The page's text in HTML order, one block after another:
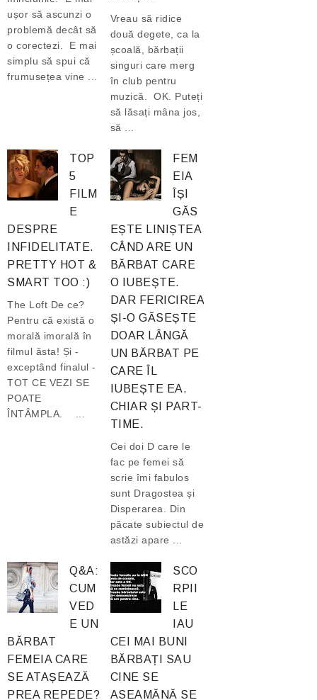
ușor să ascunzi o
problemă decât să
o corectezi. E mai
simplu să spui că
frumusețea vine ...
Vreau să ridice
două degete, ca la
școală, bărbații
singuri care merg
în club pentru
muzică. OK. Puteți
să lăsați mâna jos,
să ...
TOP
5
FILM
E
DESPRE
INFIDELITATE.
PRETTY HOT &
SMART TOO :)
The Loft De ce?
Pentru că există o
morală imorală în
filmul ăsta! Și -
exceptând finalul -
TOT CE VEZI SE
POATE
ÎNTÂMPLA. ...
FEM
EIA
ÎȘI
GĂS
EȘTE LINIȘTEA
CÂND ARE UN
BĂRBAT CARE
O IUBEȘTE.
DAR FERICIREA
ȘI-O GĂSEȘTE
DOAR LÂNGĂ
UN BĂRBAT PE
CARE ÎL
IUBEȘTE EA.
CHIAR ȘI PART-
TIME.
Cei doi D care le
fac pe femei să
scrie îmi fabulos
sunt Dragostea și
Disperarea. Din
păcate subiectul de
astăzi apare ...
Q&A:
CUM
VED
E UN
BĂRBAT
FEMEIA CARE
SE ATAȘEAZĂ
PREA REPEDE?
SCO
RPII
LE
IAU
CEI MAI BUNI
BĂRBAȚI SAU
CINE SE
ASEAMĂNĂ SE